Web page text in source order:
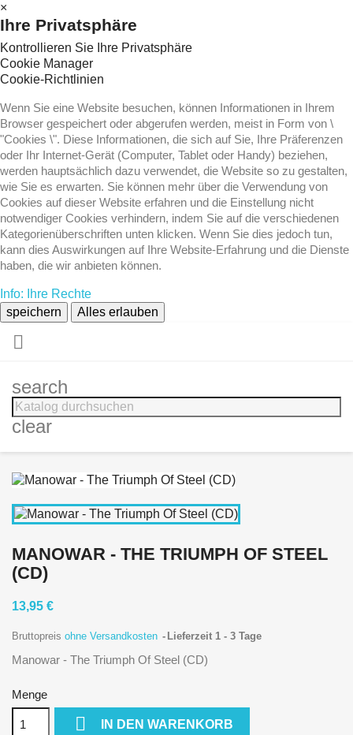
×
Ihre Privatsphäre
Kontrollieren Sie Ihre Privatsphäre
Cookie Manager
Cookie-Richtlinien
Wenn Sie eine Website besuchen, können Informationen in Ihrem
Browser gespeichert oder abgerufen werden, meist in Form von \
"Cookies \". Diese Informationen, die sich auf Sie, Ihre Präferenzen
oder Ihr Internet-Gerät (Computer, Tablet oder Handy) beziehen,
werden hauptsächlich dazu verwendet, die Website so zu gestalten,
wie Sie es erwarten. Sie können mehr über die Verwendung von
Cookies auf dieser Website erfahren und die Einstellung nicht
notwendiger Cookies verhindern, indem Sie auf die verschiedenen
Kategorienüberschriften unten klicken. Wenn Sie dies jedoch tun,
kann dies Auswirkungen auf Ihre Website-Erfahrung und die Dienste
haben, die wir anbieten können.
Info: Ihre Rechte
speichern
Alles erlauben

search
clear
MANOWAR - THE TRIUMPH OF STEEL
(CD)
13,95 €
Bruttopreis ohne Versandkosten Lieferzeit 1 - 3 Tage
Manowar - The Triumph Of Steel (CD)
Menge
 IN DEN WARENKORB